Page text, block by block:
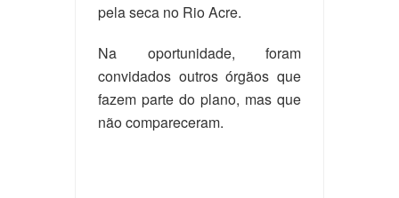
pela seca no Rio Acre.
Na oportunidade, foram
convidados outros órgãos que
fazem parte do plano, mas que
não compareceram.